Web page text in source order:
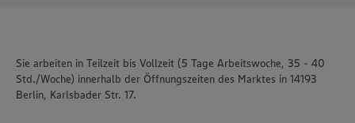
Sie arbeiten in Teilzeit bis Vollzeit (5 Tage Arbeitswoche, 35 - 40
Std./Woche) innerhalb der Öffnungszeiten des Marktes in 14193
Berlin, Karlsbader Str. 17.